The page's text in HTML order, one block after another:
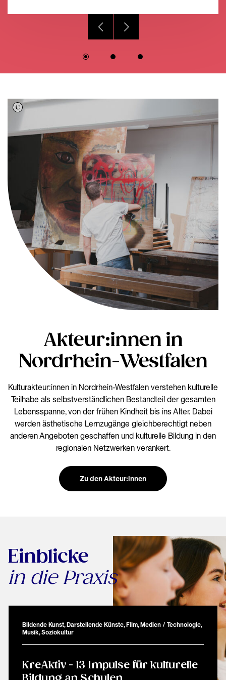
Akteur:innen in
Nordrhein-Westfalen
Kulturakteur:innen in Nordrhein-Westfalen verstehen kulturelle
Teilhabe als selbstverständlichen Bestandteil der gesamten
Lebensspanne, von der frühen Kindheit bis ins Alter. Dabei
werden ästhetische Lernzugänge gleichberechtigt neben
anderen Angeboten geschaffen und kulturelle Bildung in den
regionalen Netzwerken verankert.
Zu den Akteur:innen
Einblicke
in die Praxis
Bildende Kunst, Darstellende Künste, Film, Medien / Technologie,
Musik, Soziokultur
KreAktiv - 13 Impulse für kulturelle